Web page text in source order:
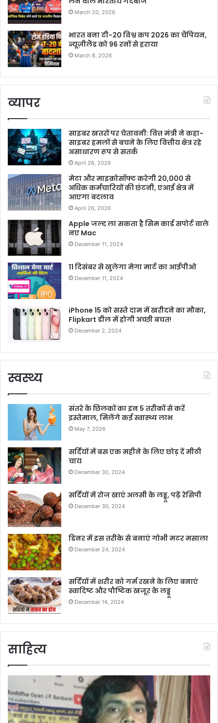
March 20, 2026
भारत बना टी-20 विश्व कप 2026 का चैंपियन,
न्यूज़ीलैंड को 96 रनों से हराया
March 8, 2026
व्यापर
साइबर खतरों पर चेतावनी: वित्त मंत्री ने कहा-
साइबर हमलों से बचने के लिए वित्तीय क्षेत्र रहे
असाधारण रूप से सतर्क
April 26, 2026
मेटा और माइक्रोसॉफ्ट करेगी 20,000 से
अधिक कर्मचारियों की छंटनी, एआई क्षेत्र में
आएगा बदलाव
April 26, 2026
Apple जल्द ला सकता है सिम कार्ड सपोर्ट वाले
नए Mac
December 11, 2024
11 दिसंबर से खुलेगा मेगा मार्ट का आईपीओ
December 11, 2024
iPhone 15 को सस्ते दाम में खरीदने का मौका,
Flipkart डील में होगी अच्छी बचत!
December 2, 2024
स्वस्थ्य
संतरे के छिलकों का इन 5 तरीकों से करें
इस्तेमाल, मिलेंगे कई स्वास्थ्य लाभ
May 7, 2026
सर्दियों में बस एक महीने के लिए छोड़ दें मीठी
चाय
December 30, 2024
सर्दियों में रोज खाएं अलसी के लड्डू, पढ़ें रेसिपी
December 30, 2024
डिनर में इस तरीके से बनाएं गोभी मटर मसाला
December 24, 2024
सर्दियों में शरीर को गर्म रखने के लिए बनाएं
स्वादिष्ट और पौष्टिक खजूर के लड्डू
December 14, 2024
साहित्य